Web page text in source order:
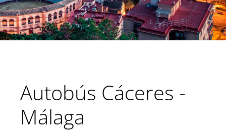
Autobús Cáceres -
Málaga